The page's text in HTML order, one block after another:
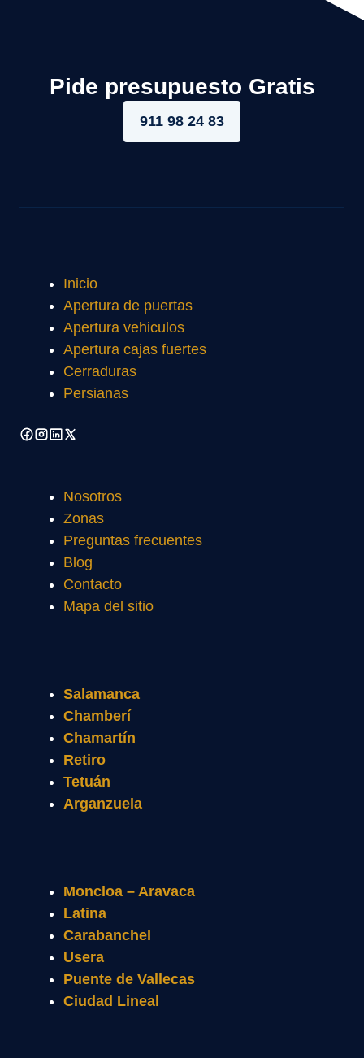
Pide presupuesto Gratis
911 98 24 83
Inicio
Apertura de puertas
Apertura vehiculos
Apertura cajas fuertes
Cerraduras
Persianas
Nosotros
Zonas
Preguntas frecuentes
Blog
Contacto
Mapa del sitio
Salamanca
Chamberí
Chamartín
Retiro
Tetuán
Arganzuela
Moncloa – Aravaca
Latina
Carabanchel
Usera
Puente de Vallecas
Ciudad Lineal